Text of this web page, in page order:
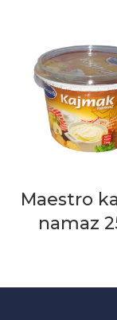
Maestro
namaz